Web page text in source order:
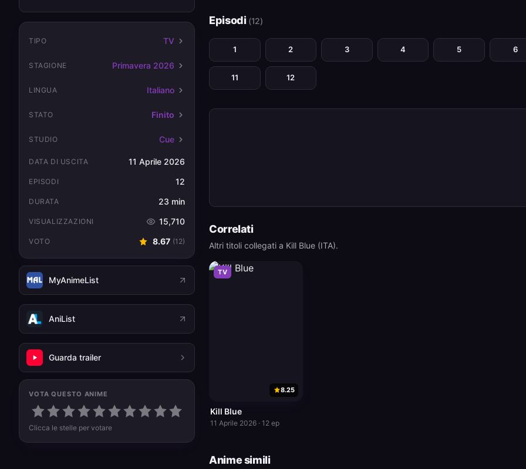
TIPO TV
STAGIONE Primavera 2026
LINGUA Italiano
STATO Finito
STUDIO Cue
DATA DI USCITA 11 Aprile 2026
EPISODI 12
DURATA 23 min
VISUALIZZAZIONI 15,710
VOTO 8.67 (12)
MyAnimeList
AniList
Guarda trailer
VOTA QUESTO ANIME
Clicca le stelle per votare
Episodi (12)
1 2 3 4 5 6
11 12
Correlati
Altri titoli collegati a Kill Blue (ITA).
TV
8.25
Kill Blue
11 Aprile 2026 · 12 ep
Anime simili